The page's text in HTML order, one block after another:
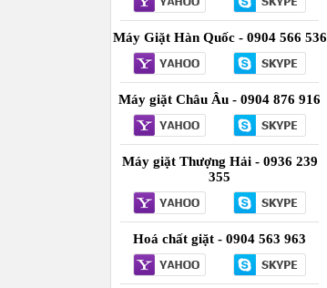
Máy Giặt Hàn Quốc - 0904 566 536
Máy giặt Châu Âu - 0904 876 916
Máy giặt Thượng Hải - 0936 239
355
Hoá chất giặt - 0904 563 963